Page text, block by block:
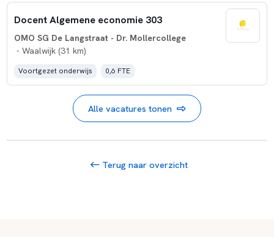
Docent Algemene economie 303
OMO SG De Langstraat - Dr. Mollercollege
- Waalwijk (31 km)
Voortgezet onderwijs 0,6 FTE
Alle vacatures tonen
Terug naar overzicht